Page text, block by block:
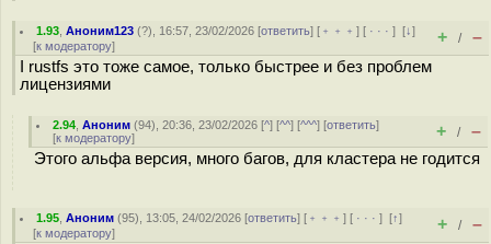
1.93 ,Аноним123 (?), 16:57, 23/02/2026 [ответить] [ ﹢﹢﹢] [ · · ·][↓]
[к модератору] + / –
I rustfs это тоже самое, только быстрее и без проблем
лицензиями
2.94 ,Аноним (94), 20:36, 23/02/2026 [^] [^^] [^^^] [ответить]
[к модератору] + / –
Этого альфа версия, много багов, для кластера не годится
1.95 ,Аноним (95), 13:05, 24/02/2026 [ответить] [ ﹢﹢﹢] [ · · ·][↑]
[к модератору] + / –